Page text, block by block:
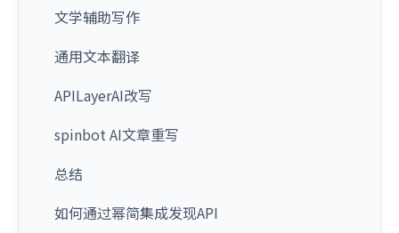
文学辅助写作
通用文本翻译
APILayerAI改写
spinbot AI文章重写
总结
如何通过幂简集成发现API